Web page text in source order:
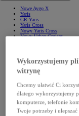
Nowe Aygo X
Yaris
GR Yaris
Yaris Cross
Nowy Yaris Cross
Nowy Urban Cruiser
Nowa Corolla Cross
Toyota C-HR
Toyota C-HR Plug-in
Nowa Toyota C-HR+
Nowa Toyota bZ4X Touring
Camry
Prius
Mirai
Nowy RAV4
Land Cruiser
Wykorzystujemy
witrynę
Chcemy ułatwić Ci
dlatego wykorzystujemy
komputerze, telefonie
Twoje potrzeby i